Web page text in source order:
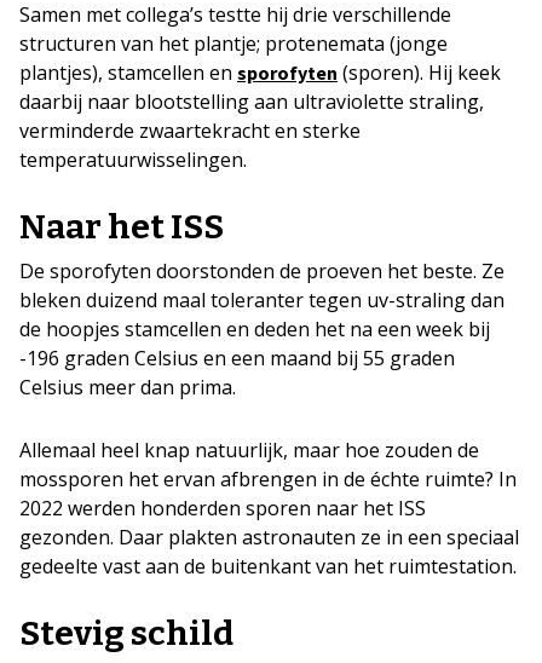
Samen met collega’s testte hij drie verschillende
structuren van het plantje; protenemata (jonge
plantjes), stamcellen en sporofyten (sporen). Hij keek
daarbij naar blootstelling aan ultraviolette straling,
verminderde zwaartekracht en sterke
temperatuurwisselingen.
Naar het ISS
De sporofyten doorstonden de proeven het beste. Ze
bleken duizend maal toleranter tegen uv-straling dan
de hoopjes stamcellen en deden het na een week bij
-196 graden Celsius en een maand bij 55 graden
Celsius meer dan prima.
Allemaal heel knap natuurlijk, maar hoe zouden de
mossporen het ervan afbrengen in de échte ruimte? In
2022 werden honderden sporen naar het ISS
gezonden. Daar plakten astronauten ze in een speciaal
gedeelte vast aan de buitenkant van het ruimtestation.
Stevig schild